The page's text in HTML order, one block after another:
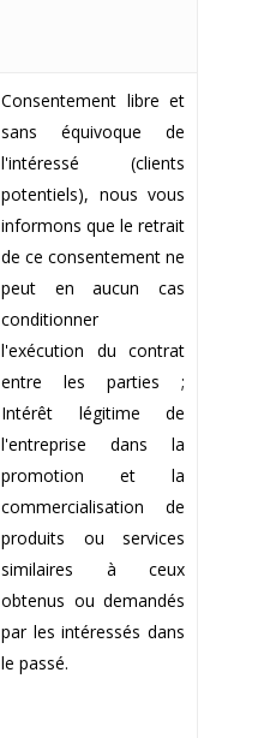
Consentement libre et
sans équivoque de
l'intéressé (clients
potentiels), nous vous
informons que le retrait
de ce consentement ne
peut en aucun cas
conditionner
l'exécution du contrat
entre les parties ;
Intérêt légitime de
l'entreprise dans la
promotion et la
commercialisation de
produits ou services
similaires à ceux
obtenus ou demandés
par les intéressés dans
le passé.